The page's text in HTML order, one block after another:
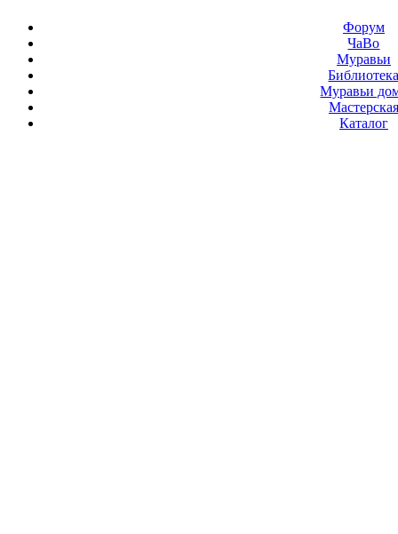
Форум
ЧаВо
Муравьи
Муравьи
Мастерская
Каталог